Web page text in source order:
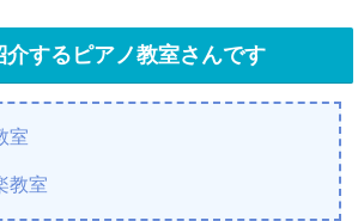
介するピアノ教室さんです
室
教室